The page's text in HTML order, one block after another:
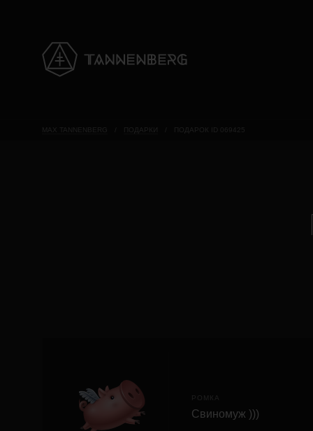
MAX TANNENBERG ПОДАРКИ ПОДАРОК ID 069425
РОМКА
Свиномуж )))